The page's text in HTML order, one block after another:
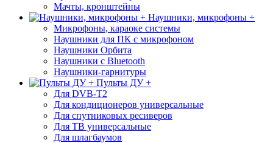
Мачты, кронштейны
Наушники, микрофоны +
Микрофоны, караоке системы
Наушники для ПК с микрофоном
Наушники Орбита
Наушники с Bluetooth
Наушники-гарнитуры
Пульты ДУ +
Для DVB-T2
Для кондиционеров универсальные
Для спутниковых ресиверов
Для ТВ универсальные
Для шлагбаумов